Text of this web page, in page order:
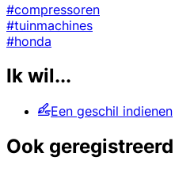
#compressoren
#tuinmachines
#honda
Ik wil...
Een geschil indienen
Ook